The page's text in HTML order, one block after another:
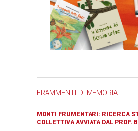
FRAMMENTI DI MEMORIA
MONTI FRUMENTARI: RICERCA
COLLETTIVA AVVIATA DAL PROF.